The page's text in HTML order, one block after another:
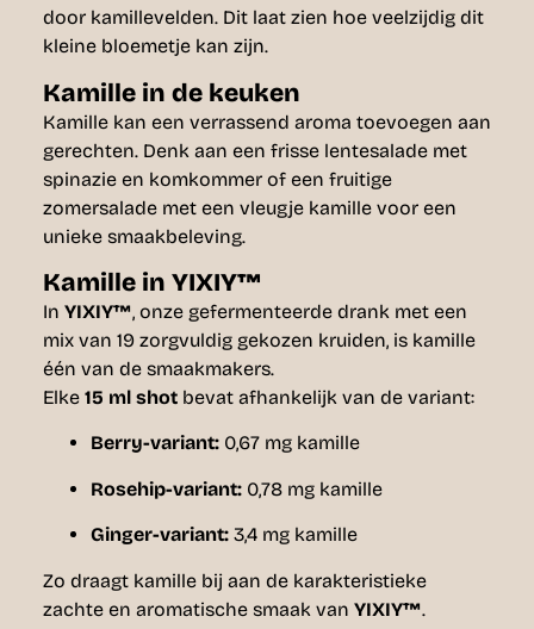
door kamillevelden. Dit laat zien hoe veelzijdig dit
kleine bloemetje kan zijn.
Kamille in de keuken
Kamille kan een verrassend aroma toevoegen aan
gerechten. Denk aan een frisse lentesalade met
spinazie en komkommer of een fruitige
zomersalade met een vleugje kamille voor een
unieke smaakbeleving.
Kamille in YIXIY™
In YIXIY™, onze gefermenteerde drank met een
mix van 19 zorgvuldig gekozen kruiden, is kamille
één van de smaakmakers.
Elke 15 ml shotbevat afhankelijk van de variant:
Berry-variant:0,67 mg kamille
Rosehip-variant:0,78 mg kamille
Ginger-variant:3,4 mg kamille
Zo draagt kamille bij aan de karakteristieke
zachte en aromatische smaak van YIXIY™.